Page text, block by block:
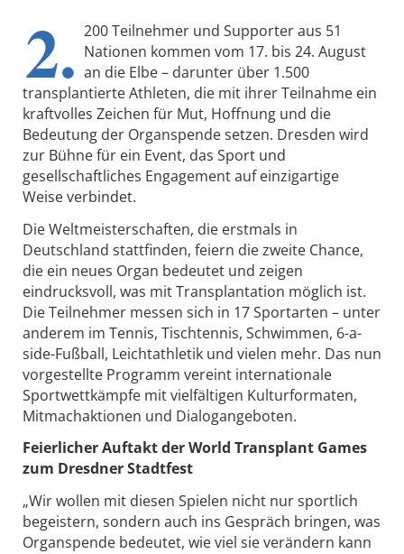
2. 200 Teilnehmer und Supporter aus 51
Nationen kommen vom 17. bis 24. August
an die Elbe – darunter über 1.500
transplantierte Athleten, die mit ihrer Teilnahme ein
kraftvolles Zeichen für Mut, Hoffnung und die
Bedeutung der Organspende setzen. Dresden wird
zur Bühne für ein Event, das Sport und
gesellschaftliches Engagement auf einzigartige
Weise verbindet.
Die Weltmeisterschaften, die erstmals in
Deutschland stattfinden, feiern die zweite Chance,
die ein neues Organ bedeutet und zeigen
eindrucksvoll, was mit Transplantation möglich ist.
Die Teilnehmer messen sich in 17 Sportarten – unter
anderem im Tennis, Tischtennis, Schwimmen, 6-a-
side-Fußball, Leichtathletik und vielen mehr. Das nun
vorgestellte Programm vereint internationale
Sportwettkämpfe mit vielfältigen Kulturformaten,
Mitmachaktionen und Dialogangeboten.
Feierlicher Auftakt der World Transplant Games
zum Dresdner Stadtfest
„Wir wollen mit diesen Spielen nicht nur sportlich
begeistern, sondern auch ins Gespräch bringen, was
Organspende bedeutet, wie viel sie verändern kann